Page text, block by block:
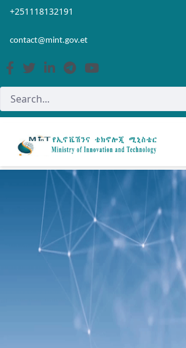
Skip to Main Content
Open Accessibility Menu
+251118132191
contact@mint.gov.et